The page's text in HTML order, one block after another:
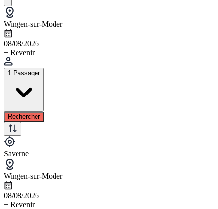
Wingen-sur-Moder
08/08/2026
+ Revenir
1 Passager
Rechercher
Saverne
Wingen-sur-Moder
08/08/2026
+ Revenir